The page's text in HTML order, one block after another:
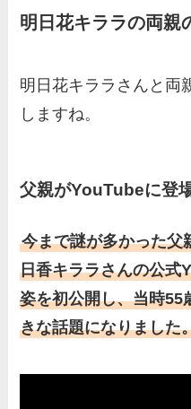
明日花キララの両親
明日花キララさんと両
しますね。
父親がYouTubeに登
今まで謎が多かった父
日香キララさんの公式
姿を初公開し、当時55
きな話題になりました